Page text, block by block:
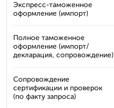
Экспресс-таможенное
оформление (импорт)
Полное таможенное
оформление (импорт/
декларация, сопровождение)
Сопровождение
сертификации и проверок
(по факту запроса)